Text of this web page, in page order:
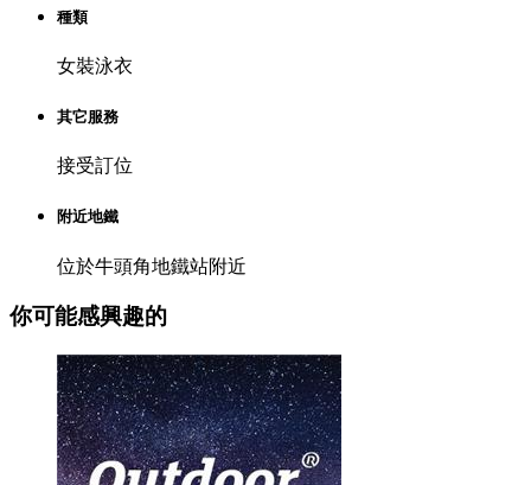
種類
女裝泳衣
其它服務
接受訂位
附近地鐵
位於牛頭角地鐵站附近
你可能感興趣的